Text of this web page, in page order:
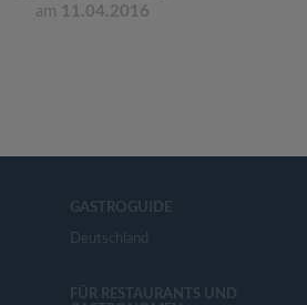
am 11.04.2016
GASTROGUIDE
Deutschland
FÜR RESTAURANTS UND